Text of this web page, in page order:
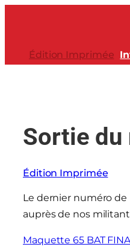
Édition Imprimée
Sortie du
Édition Imprimée
Le dernier numéro
auprès de nos
Maquette 65 BAT